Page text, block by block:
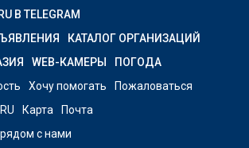
В TELEGRAM
КАТАЛОГ ОРГАНИЗАЦИЙ
WEB-КАМЕРЫ
ПОГОДА
Хочу помогать
Пожаловаться
Карта
Почта
с нами